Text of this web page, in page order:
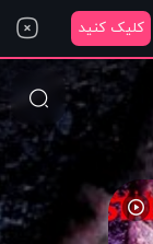
کلیک کنید